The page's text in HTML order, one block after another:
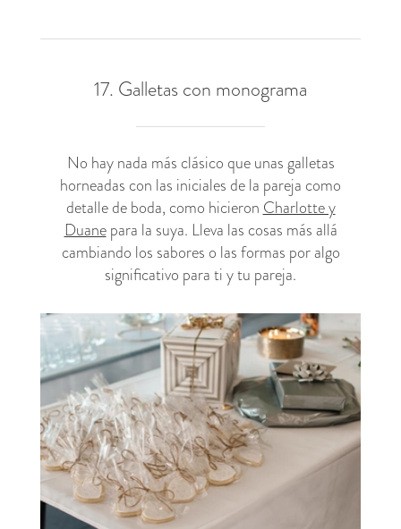
17. Galletas con monograma
No hay nada más clásico que unas galletas
horneadas con las iniciales de la pareja como
detalle de boda, como hicieron Charlotte y
Duanepara la suya. Lleva las cosas más allá
cambiando los sabores o las formas por algo
significativo para ti y tu pareja.